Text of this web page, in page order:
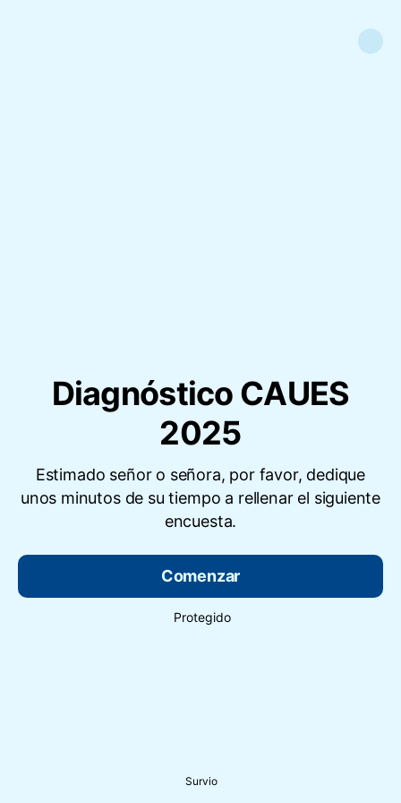
Diagnóstico CAUES
2025
Estimado señor o señora, por favor, dedique
unos minutos de su tiempo a rellenar el siguiente
encuesta.
Comenzar
Protegido
Survio